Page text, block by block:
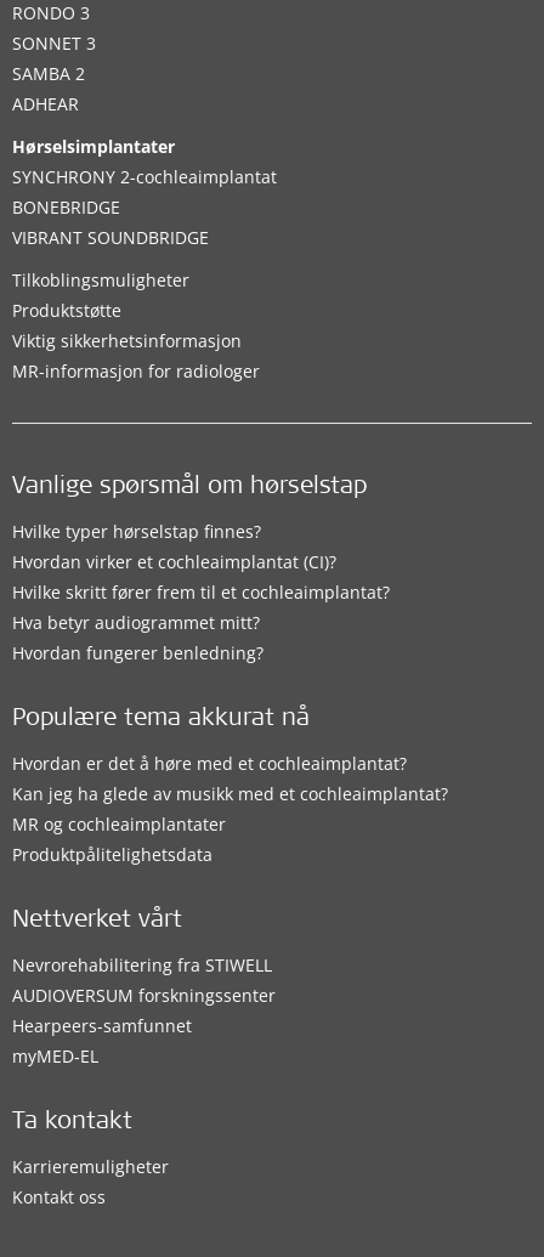
RONDO 3
SONNET 3
SAMBA 2
ADHEAR
Hørselsimplantater
SYNCHRONY 2-cochleaimplantat
BONEBRIDGE
VIBRANT SOUNDBRIDGE
Tilkoblingsmuligheter
Produktstøtte
Viktig sikkerhetsinformasjon
MR-informasjon for radiologer
Vanlige spørsmål om hørselstap
Hvilke typer hørselstap finnes?
Hvordan virker et cochleaimplantat (CI)?
Hvilke skritt fører frem til et cochleaimplantat?
Hva betyr audiogrammet mitt?
Hvordan fungerer benledning?
Populære tema akkurat nå
Hvordan er det å høre med et cochleaimplantat?
Kan jeg ha glede av musikk med et cochleaimplantat?
MR og cochleaimplantater
Produktpålitelighetsdata
Nettverket vårt
Nevrorehabilitering fra STIWELL
AUDIOVERSUM forskningssenter
Hearpeers-samfunnet
myMED‑EL
Ta kontakt
Karrieremuligheter
Kontakt oss